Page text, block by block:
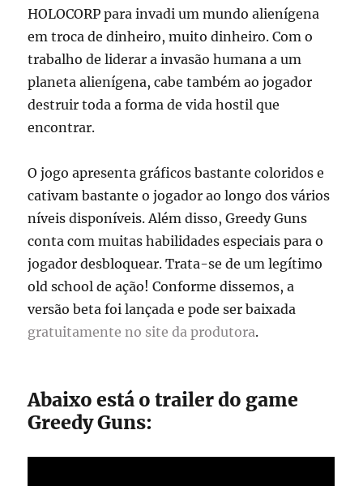
HOLOCORP para invadi um mundo alienígena
em troca de dinheiro, muito dinheiro. Com o
trabalho de liderar a invasão humana a um
planeta alienígena, cabe também ao jogador
destruir toda a forma de vida hostil que
encontrar.
O jogo apresenta gráficos bastante coloridos e
cativam bastante o jogador ao longo dos vários
níveis disponíveis. Além disso, Greedy Guns
conta com muitas habilidades especiais para o
jogador desbloquear. Trata-se de um legítimo
old school de ação! Conforme dissemos, a
versão beta foi lançada e pode ser baixada
gratuitamente no site da produtora.
Abaixo está o trailer do game
Greedy Guns: